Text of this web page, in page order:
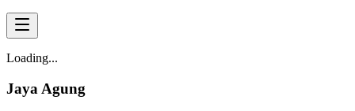
Loading...
Jaya Agung